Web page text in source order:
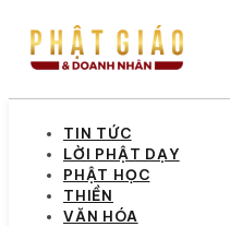
TIN TỨC
LỜI PHẬT DẠY
PHẬT HỌC
THIỀN
VĂN HÓA